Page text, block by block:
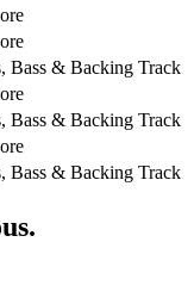
Bass & Backing Track
Bass & Backing Track
Bass & Backing Track